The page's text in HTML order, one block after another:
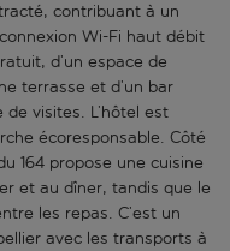
contribuant à un
Wi-Fi haut débit
d’un espace de
terrasse et d’un bar
visites. L’hôtel est
écoresponsable. Côté
164 propose une cuisine
et au dîner, tandis que le
les repas. C’est un
avec les transports à